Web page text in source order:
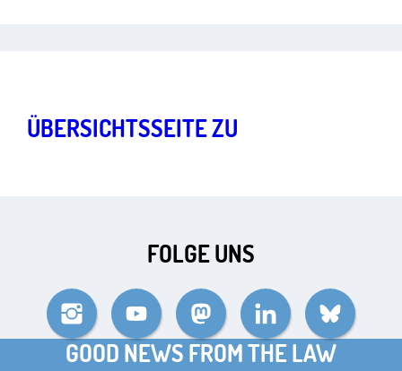
ÜBERSICHTSSEITE ZU
FOLGE UNS
InstagramYouTube MastodonLinkedIn Bluesky
GOOD NEWS FROM THE LAW